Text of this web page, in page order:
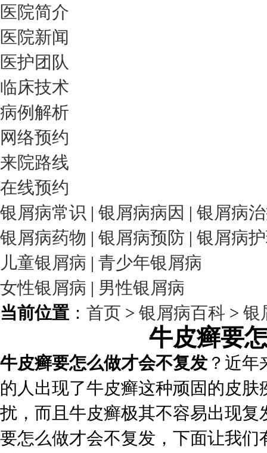
医院简介
医院新闻
医护团队
临床技术
病例解析
网络预约
来院路线
在线预约
银屑病常识 | 银屑病病因 | 银屑病
银屑病药物 | 银屑病预防 | 银屑病
儿童银屑病 | 青少年银屑病
女性银屑病 | 男性银屑病
当前位置 ： 首页 > 银屑病百科 > 银
牛皮癣要
牛皮癣要怎么做才会不复发 ？近
的人出现了牛皮癣这种顽固的皮
扰，而且牛皮癣极其不容易出现
要怎么做才会不复发，下面让我们